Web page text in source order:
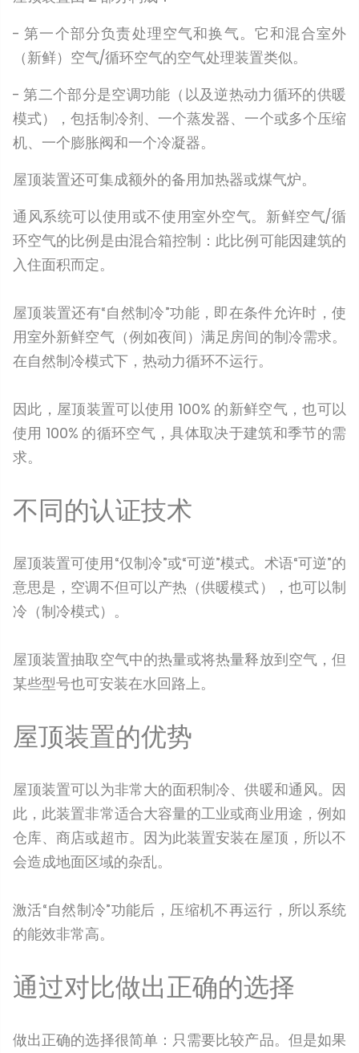
- 第一个部分负责处理空气和换气。它和混合室外
（新鲜）空气/循环空气的空气处理装置类似。
- 第二个部分是空调功能（以及逆热动力循环的供暖
模式），包括制冷剂、一个蒸发器、一个或多个压缩
机、一个膨胀阀和一个冷凝器。
屋顶装置还可集成额外的备用加热器或煤气炉。
通风系统可以使用或不使用室外空气。新鲜空气/循
环空气的比例是由混合箱控制：此比例可能因建筑的
入住面积而定。
屋顶装置还有“自然制冷”功能，即在条件允许时，使
用室外新鲜空气（例如夜间）满足房间的制冷需求。
在自然制冷模式下，热动力循环不运行。
因此，屋顶装置可以使用 100% 的新鲜空气，也可以
使用 100% 的循环空气，具体取决于建筑和季节的需
求。
不同的认证技术
屋顶装置可使用“仅制冷”或“可逆”模式。术语“可逆”的
意思是，空调不但可以产热（供暖模式），也可以制
冷（制冷模式）。
屋顶装置抽取空气中的热量或将热量释放到空气，但
某些型号也可安装在水回路上。
屋顶装置的优势
屋顶装置可以为非常大的面积制冷、供暖和通风。因
此，此装置非常适合大容量的工业或商业用途，例如
仓库、商店或超市。因为此装置安装在屋顶，所以不
会造成地面区域的杂乱。
激活“自然制冷”功能后，压缩机不再运行，所以系统
的能效非常高。
通过对比做出正确的选择
做出正确的选择很简单：只需要比较产品。但是如果